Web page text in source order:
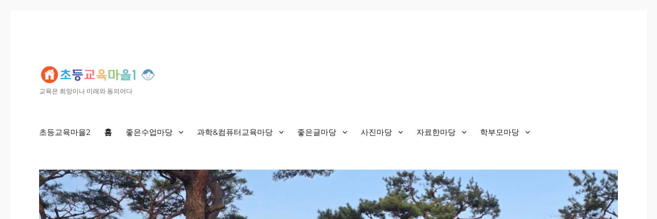
교육은 희망이나 미래와 동의어다
초등교육마을2 홈 좋은수업마당 과학&컴퓨터교육마당 좋은글마당 사진마당 자료한마당 학부모마당